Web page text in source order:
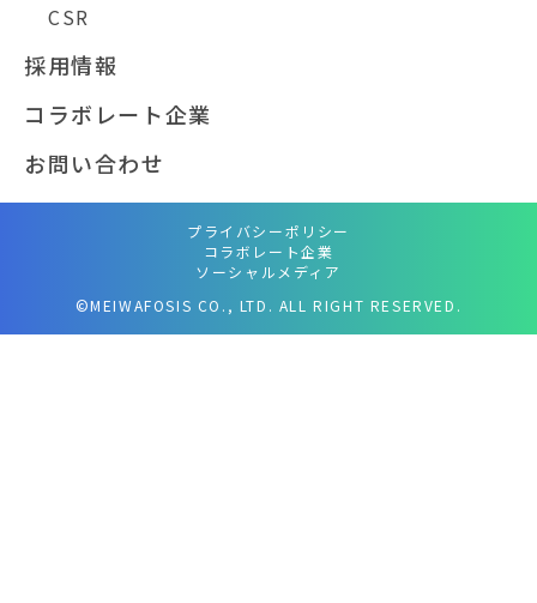
CSR
採用情報
コラボレート企業
お問い合わせ
プライバシーポリシー
コラボレート企業
ソーシャルメディア
©MEIWAFOSIS CO., LTD. ALL RIGHT RESERVED.